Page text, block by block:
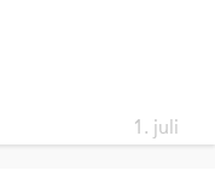
1. juli